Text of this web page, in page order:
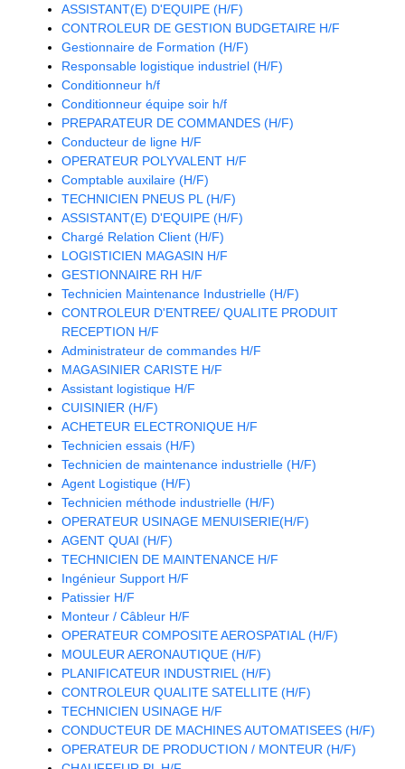
ASSISTANT(E) D'EQUIPE (H/F)
CONTROLEUR DE GESTION BUDGETAIRE H/F
Gestionnaire de Formation (H/F)
Responsable logistique industriel (H/F)
Conditionneur h/f
Conditionneur équipe soir h/f
PREPARATEUR DE COMMANDES (H/F)
Conducteur de ligne H/F
OPERATEUR POLYVALENT H/F
Comptable auxilaire (H/F)
TECHNICIEN PNEUS PL (H/F)
ASSISTANT(E) D'EQUIPE (H/F)
Chargé Relation Client (H/F)
LOGISTICIEN MAGASIN H/F
GESTIONNAIRE RH H/F
Technicien Maintenance Industrielle (H/F)
CONTROLEUR D'ENTREE/ QUALITE PRODUIT
RECEPTION H/F
Administrateur de commandes H/F
MAGASINIER CARISTE H/F
Assistant logistique H/F
CUISINIER (H/F)
ACHETEUR ELECTRONIQUE H/F
Technicien essais (H/F)
Technicien de maintenance industrielle (H/F)
Agent Logistique (H/F)
Technicien méthode industrielle (H/F)
OPERATEUR USINAGE MENUISERIE(H/F)
AGENT QUAI (H/F)
TECHNICIEN DE MAINTENANCE H/F
Ingénieur Support H/F
Patissier H/F
Monteur / Câbleur H/F
OPERATEUR COMPOSITE AEROSPATIAL (H/F)
MOULEUR AERONAUTIQUE (H/F)
PLANIFICATEUR INDUSTRIEL (H/F)
CONTROLEUR QUALITE SATELLITE (H/F)
TECHNICIEN USINAGE H/F
CONDUCTEUR DE MACHINES AUTOMATISEES (H/F)
OPERATEUR DE PRODUCTION / MONTEUR (H/F)